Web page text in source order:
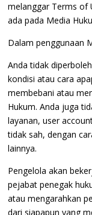
melanggar Terms of
ada pada Media
Dalam penggunaan
Anda tidak
kondisi atau cara
membebani atau
Hukum. Anda juga
layanan, user
tidak sah, dengan
lainnya.
Pengelola akan
pejabat penegak
atau mengarahkan
dari siapapun yang